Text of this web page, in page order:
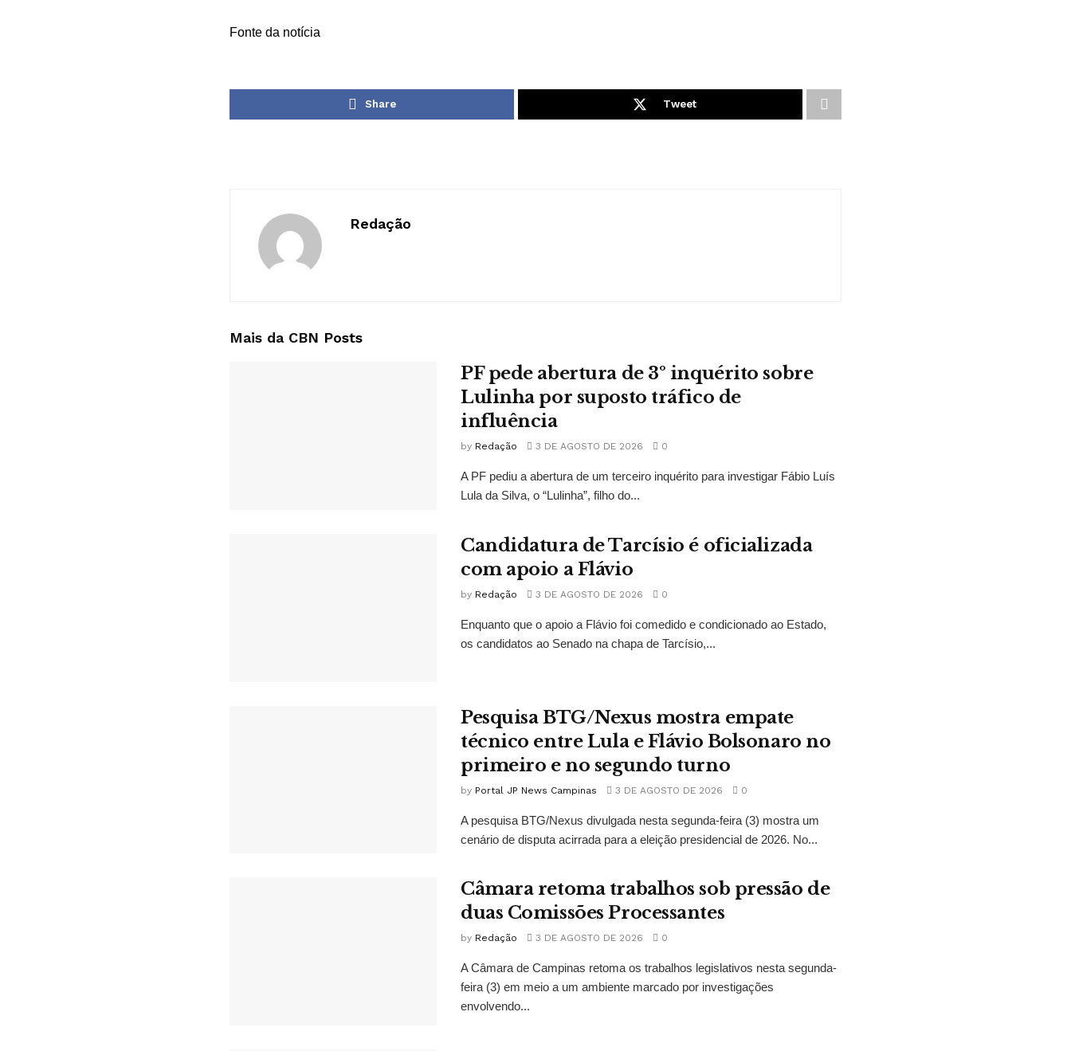
Fonte da notícia
Share Tweet
Redação
Mais da CBN Posts
PF pede abertura de 3º inquérito sobre
Lulinha por suposto tráfico de
influência
by Redação 3 DE AGOSTO DE 2026 0
A PF pediu a abertura de um terceiro inquérito para investigar Fábio Luís
Lula da Silva, o “Lulinha”, filho do...
Candidatura de Tarcísio é oficializada
com apoio a Flávio
by Redação 3 DE AGOSTO DE 2026 0
Enquanto que o apoio a Flávio foi comedido e condicionado ao Estado,
os candidatos ao Senado na chapa de Tarcísio,...
Pesquisa BTG/Nexus mostra empate
técnico entre Lula e Flávio Bolsonaro no
primeiro e no segundo turno
by Portal JP News Campinas 3 DE AGOSTO DE 2026 0
A pesquisa BTG/Nexus divulgada nesta segunda-feira (3) mostra um
cenário de disputa acirrada para a eleição presidencial de 2026. No...
Câmara retoma trabalhos sob pressão de
duas Comissões Processantes
by Redação 3 DE AGOSTO DE 2026 0
A Câmara de Campinas retoma os trabalhos legislativos nesta segunda-
feira (3) em meio a um ambiente marcado por investigações
envolvendo...